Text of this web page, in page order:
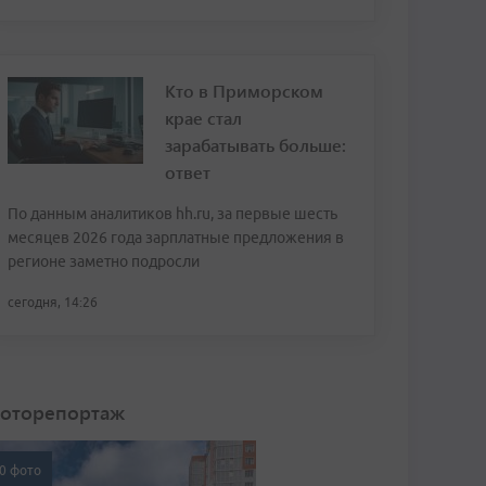
Кто в Приморском
крае стал
зарабатывать больше:
ответ
По данным аналитиков hh.ru, за первые шесть
месяцев 2026 года зарплатные предложения в
регионе заметно подросли
сегодня, 14:26
фото